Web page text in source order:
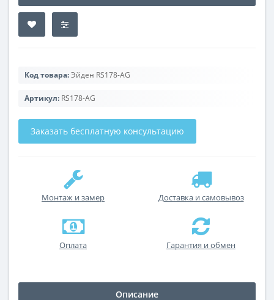
Код товара:Эйден RS178-AG
Артикул: RS178-AG
Заказать бесплатную консультацию
Монтаж и замер Доставка и самовывоз
Оплата Гарантия и обмен
Описание